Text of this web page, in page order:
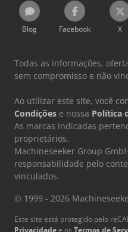
Blog Facebook X
Todas as informações,
sem compromisso e não
Ao utilizar este site, você
Condições e nossa Política
As marcas indicadas
proprietários.
Machineseeker Group
responsabilidade pelo
vinculados.
© 1999 - 2026
Este site está protegido pelo